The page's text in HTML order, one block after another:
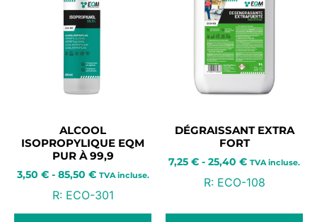
ALCOOL
ISOPROPYLIQUE EQM
PUR À 99,9
3,50 € - 85,50 € TVA incluse.
R:ECO-301
DÉGRAISSANT EXTRA
FORT
7,25 € - 25,40 € TVA incluse.
R:ECO-108